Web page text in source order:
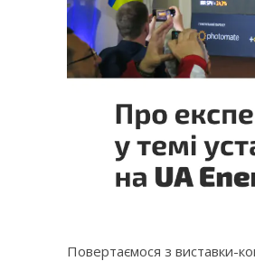
Повертаємося з виставки-